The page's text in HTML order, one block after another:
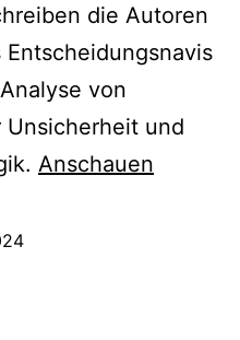
die Autoren
von
und
Anschauen